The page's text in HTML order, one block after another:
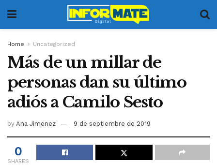
Home Uncategorized
Más de un millar de
personas dan su último
adiós a Camilo Sesto
by Ana Jimenez 9 de septiembre de 2019
0
SHARES